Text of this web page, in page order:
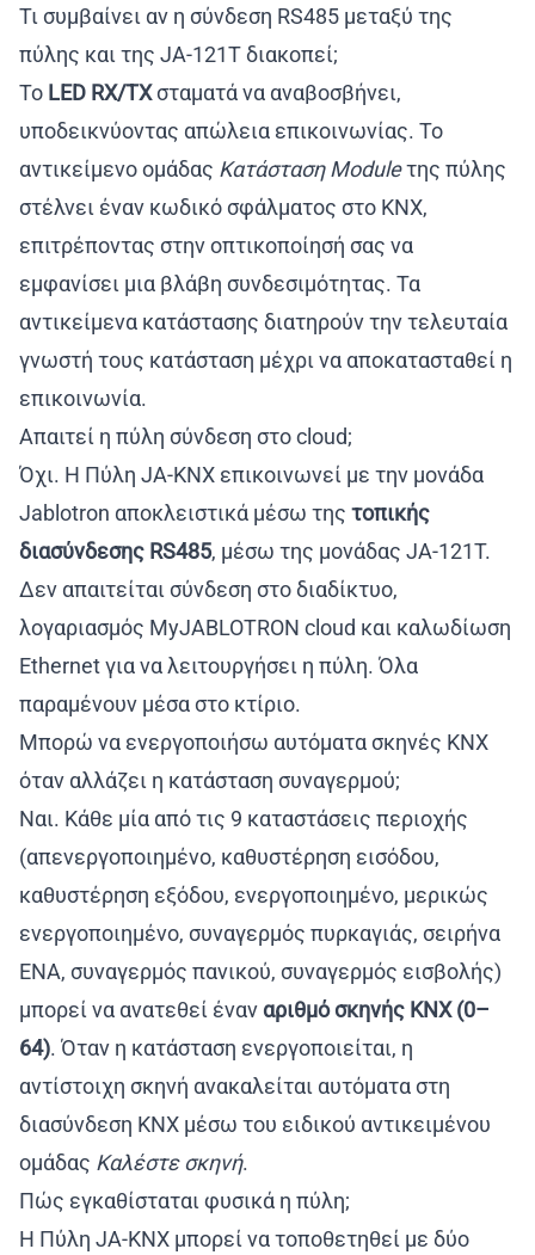
Τι συμβαίνει αν η σύνδεση RS485 μεταξύ της
πύλης και της JA-121T διακοπεί;
Το LED RX/TXσταματά να αναβοσβήνει,
υποδεικνύοντας απώλεια επικοινωνίας. Το
αντικείμενο ομάδας Κατάσταση Moduleτης πύλης
στέλνει έναν κωδικό σφάλματος στο KNX,
επιτρέποντας στην οπτικοποίησή σας να
εμφανίσει μια βλάβη συνδεσιμότητας. Τα
αντικείμενα κατάστασης διατηρούν την τελευταία
γνωστή τους κατάσταση μέχρι να αποκατασταθεί η
επικοινωνία.
Απαιτεί η πύλη σύνδεση στο cloud;
Όχι. Η Πύλη JA-KNX επικοινωνεί με την μονάδα
Jablotron αποκλειστικά μέσω της τοπικής
διασύνδεσης RS485, μέσω της μονάδας JA-121T.
Δεν απαιτείται σύνδεση στο διαδίκτυο,
λογαριασμός MyJABLOTRON cloud και καλωδίωση
Ethernet για να λειτουργήσει η πύλη. Όλα
παραμένουν μέσα στο κτίριο.
Μπορώ να ενεργοποιήσω αυτόματα σκηνές KNX
όταν αλλάζει η κατάσταση συναγερμού;
Ναι. Κάθε μία από τις 9 καταστάσεις περιοχής
(απενεργοποιημένο, καθυστέρηση εισόδου,
καθυστέρηση εξόδου, ενεργοποιημένο, μερικώς
ενεργοποιημένο, συναγερμός πυρκαγιάς, σειρήνα
ΕΝΑ, συναγερμός πανικού, συναγερμός εισβολής)
μπορεί να ανατεθεί έναν αριθμό σκηνής KNX (0–
64). Όταν η κατάσταση ενεργοποιείται, η
αντίστοιχη σκηνή ανακαλείται αυτόματα στη
διασύνδεση KNX μέσω του ειδικού αντικειμένου
ομάδας Καλέστε σκηνή.
Πώς εγκαθίσταται φυσικά η πύλη;
Η Πύλη JA-KNX μπορεί να τοποθετηθεί με δύο